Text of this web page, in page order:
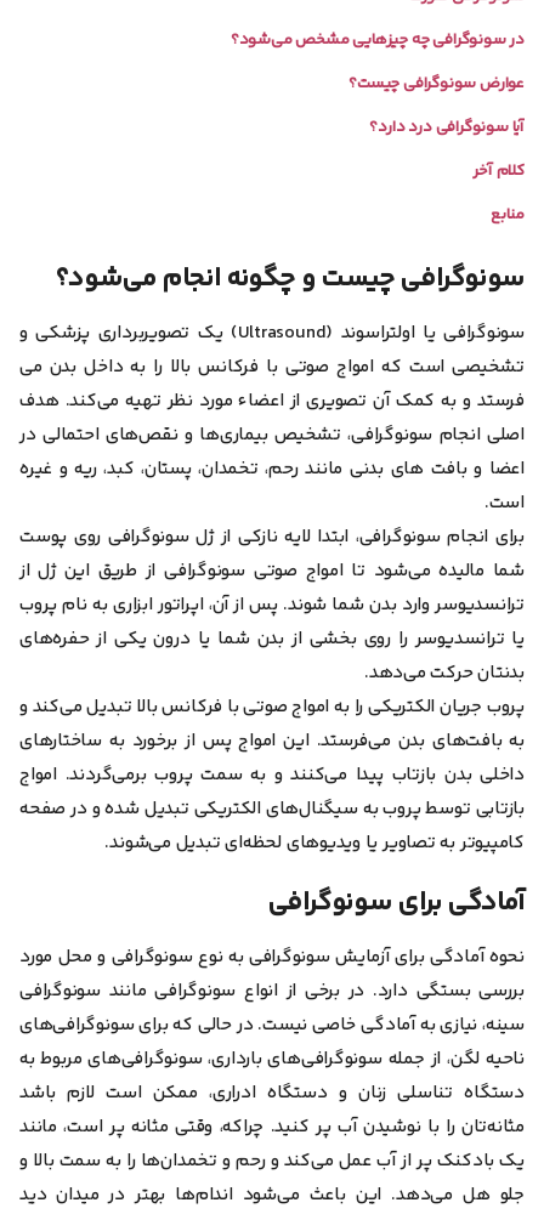
در سونوگرافی چه چیزهایی مشخص می‌شود؟
عوارض سونوگرافی چیست؟
آیا سونوگرافی درد دارد؟
کلام آخر
منابع
سونوگرافی چیست و چگونه انجام می‌شود؟
سونوگرافی یا اولتراسوند (Ultrasound) یک تصویربرداری پزشکی و
تشخیصی است که امواج صوتی با فرکانس بالا را به داخل بدن می
فرستد و به کمک آن تصویری از اعضاء مورد نظر تهیه می‌کند. هدف
اصلی انجام سونوگرافی، تشخیص بیماری‌ها و نقص‌‌های احتمالی در
اعضا و بافت های بدنی مانند رحم، تخمدان، پستان، کبد، ریه و غیره
است.
برای انجام سونوگرافی، ابتدا لایه نازکی از ژل سونوگرافی روی پوست
شما مالیده می‌شود تا امواج صوتی سونوگرافی از طریق این ژل از
ترانسدیوسر وارد بدن شما شوند. پس از آن، اپراتور ابزاری به نام پروب
یا ترانسدیوسر را روی بخشی از بدن شما یا درون یکی از حفره‌های
بدنتان حرکت می‌دهد.
پروب جریان الکتریکی را به امواج صوتی با فرکانس بالا تبدیل می‌کند و
به بافت‌های بدن می‌فرستد. این امواج پس از برخورد به ساختارهای
داخلی بدن بازتاب پیدا می‌کنند و به سمت پروب برمی‌گردند. امواج
بازتابی توسط پروب به سیگنال‌های الکتریکی تبدیل شده و در صفحه
کامپیوتر به تصاویر یا ویدیوهای لحظه‌ای تبدیل می‌شوند.
آمادگی برای سونوگرافی
نحوه آمادگی برای آزمایش سونوگرافی به نوع سونوگرافی و محل مورد
بررسی بستگی دارد. در برخی از انواع سونوگرافی مانند سونوگرافی
سینه،‌ نیازی به آمادگی خاصی نیست. در حالی که برای سونوگرافی‌های
ناحیه لگن، از جمله سونوگرافی‌های بارداری، سونوگرافی‌های مربوط به
دستگاه تناسلی زنان و دستگاه ادراری، ممکن است لازم باشد
مثانه‌تان را با نوشیدن آب پر کنید. چراکه، وقتی مثانه پر است، مانند
یک بادکنک پر از آب عمل می‌کند و رحم و تخمدان‌ها را به سمت بالا و
جلو هل می‌دهد. این باعث می‌شود اندام‌ها بهتر در میدان دید